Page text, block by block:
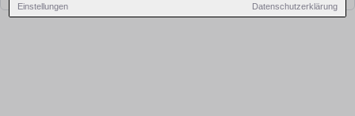
Einstellungen Datenschutzerklärung